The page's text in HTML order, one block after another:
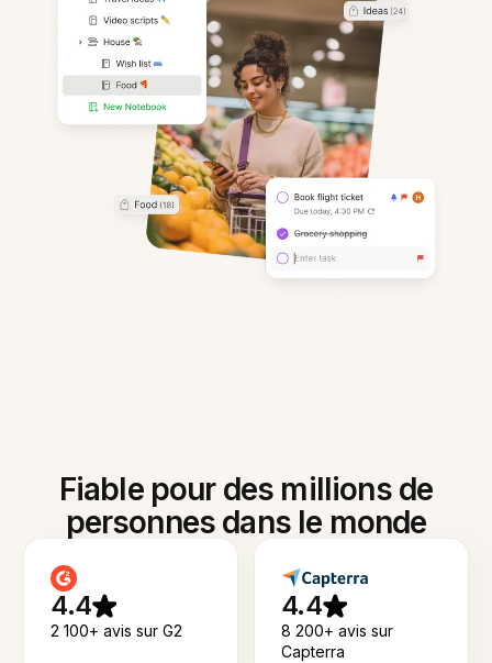
Fiable pour des millions de
personnes dans le monde
4.4
2 100+ avis sur G2
4.4
8 200+ avis sur
Capterra